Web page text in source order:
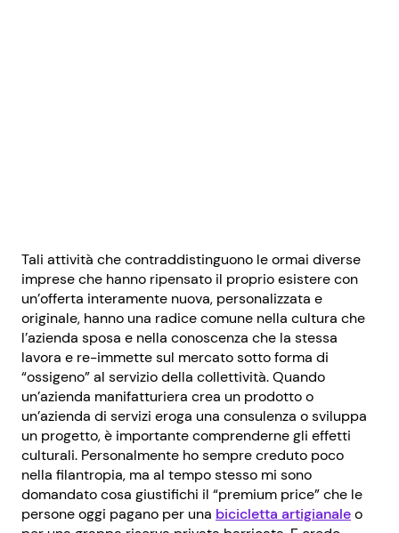
Tali attività che contraddistinguono le ormai diverse
imprese che hanno ripensato il proprio esistere con
un’offerta interamente nuova, personalizzata e
originale, hanno una radice comune nella cultura che
l’azienda sposa e nella conoscenza che la stessa
lavora e re-immette sul mercato sotto forma di
“ossigeno” al servizio della collettività. Quando
un’azienda manifatturiera crea un prodotto o
un’azienda di servizi eroga una consulenza o sviluppa
un progetto, è importante comprenderne gli effetti
culturali. Personalmente ho sempre creduto poco
nella filantropia, ma al tempo stesso mi sono
domandato cosa giustifichi il “premium price” che le
persone oggi pagano per una bicicletta artigianaleo